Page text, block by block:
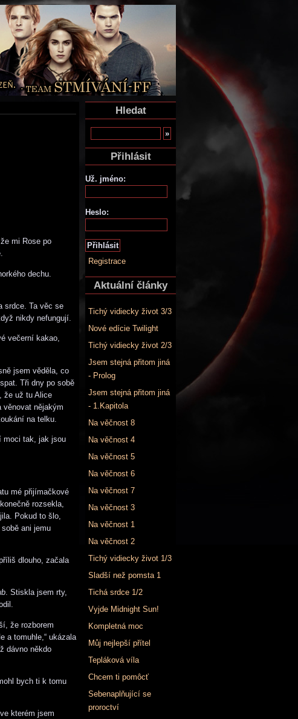
mi Rose po
dechu.
srdce. Ta věc se
nikdy nefungují.
večerní kakao,
jsem věděla, co
Tři dny po sobě
že už tu Alice
věnovat nějakým
na telku.
moci tak, jak jsou
mé přijímačkové
rozsekla,
Pokud to šlo,
ani jemu
dlouho, začala
. Stiskla jsem rty,
že rozborem
a tomuhle,“ ukázala
dávno někdo
bych ti k tomu
kterém jsem
Hledat
Přihlásit
Už. jméno:
Heslo:
Registrace
Aktuální články
Tichý vidiecky život 3/3
Nové edície Twilight
Tichý vidiecky život 2/3
Jsem stejná přitom jiná
- Prolog
Jsem stejná přitom jiná
- 1.Kapitola
Na věčnost 8
Na věčnost 4
Na věčnost 5
Na věčnost 6
Na věčnost 7
Na věčnost 3
Na věčnost 1
Na věčnost 2
Tichý vidiecky život 1/3
Sladší než pomsta 1
Tichá srdce 1/2
Vyjde Midnight Sun!
Kompletná moc
Můj nejlepší přítel
Tepláková víla
Chcem ti pomôcť
Sebenaplňující se
proroctví